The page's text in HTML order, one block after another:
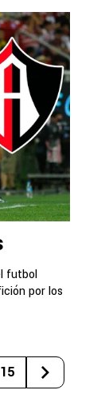
futbol
por los
15